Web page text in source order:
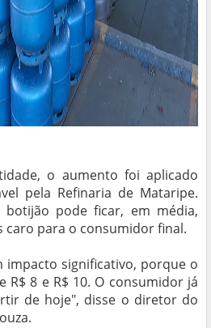
o aumento foi aplicado
pela Refinaria de Mataripe.
pode ficar, em média,
caro para o consumidor final.
impacto significativo, porque o
R$ 8 e R$ 10. O consumidor já
de hoje", disse o diretor do